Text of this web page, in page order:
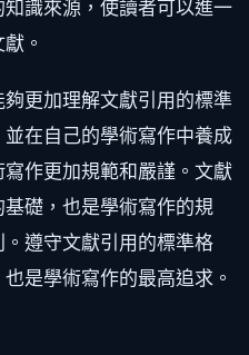
識來源，使讀者可以進一
。
更加理解文獻引用的標準
在自己的學術寫作中養成
作更加規範和嚴謹。文獻
礎，也是學術寫作的規
遵守文獻引用的標準格
是學術寫作的最高追求。